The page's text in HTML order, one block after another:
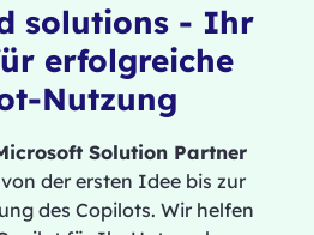
solutions - Ihr
erfolgreiche
Nutzung
Solution Partner
der ersten Idee bis zur
des Copilots. Wir helfen